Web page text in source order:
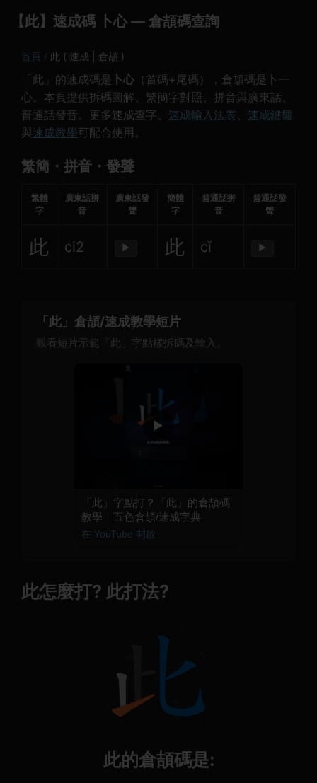
【此】速成碼 卜心 — 倉頡碼查詢
首頁 此 ( 速成 | 倉頡 )
「此」的速成碼是 卜心 （首碼+尾碼），倉頡碼是卜一
心。本頁提供拆碼圖解、繁簡字對照、拼音與廣東話、
普通話發音。更多速成查字、 速成輸入法表、 速成鍵盤
與速成教學可配合使用。
繁簡・拼音・發聲
繁體
字
廣東話拼
音
廣東話發
聲
簡體
字
普通話拼
音
普通話發
聲
此 ci2 ▶ 此 cǐ ▶
「此」倉頡/速成教學短片
觀看短片示範「此」字點樣拆碼及輸入。
▶
「此」字點打？「此」的倉頡碼
教學｜五色倉頡/速成字典
在 YouTube 開啟
此怎麼打? 此打法?
此的倉頡碼是: